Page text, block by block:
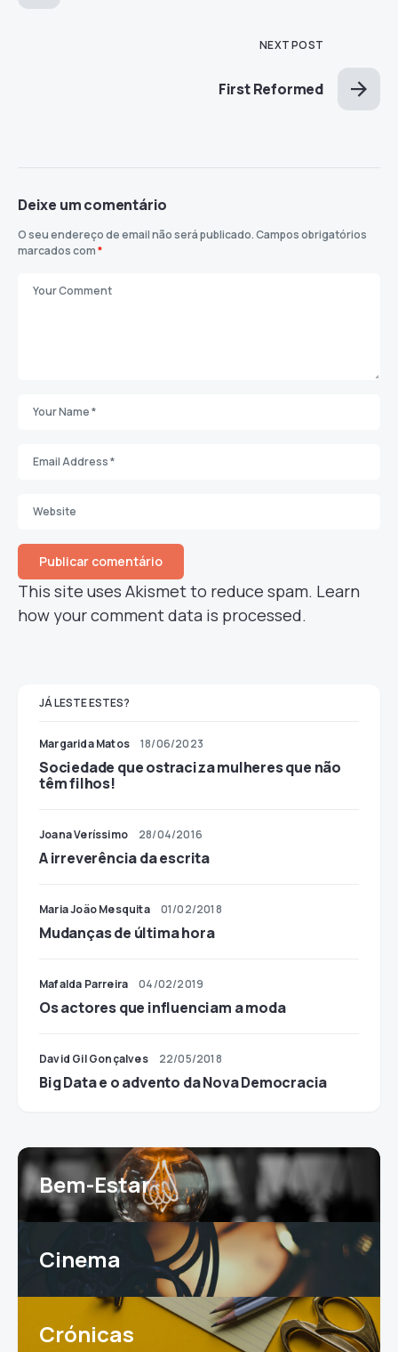
NEXT POST
First Reformed
Deixe um comentário
O seu endereço de email não será publicado.Campos obrigatórios
marcados com*
This site uses Akismet to reduce spam. Learn
how your comment data is processed.
JÁ LESTE ESTES?
Margarida Matos 18/06/2023
Sociedade que ostraciza mulheres que não
têm filhos!
Joana Veríssimo 28/04/2016
A irreverência da escrita
Maria João Mesquita 01/02/2018
Mudanças de última hora
Mafalda Parreira 04/02/2019
Os actores que influenciam a moda
David Gil Gonçalves 22/05/2018
Big Data e o advento da Nova Democracia
Bem-Estar
Cinema
Crónicas